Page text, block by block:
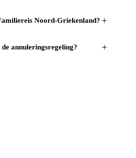
Noord-Griekenland? +
de annuleringsregeling? +